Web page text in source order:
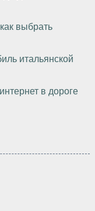
выбрать
итальянской
в дороге